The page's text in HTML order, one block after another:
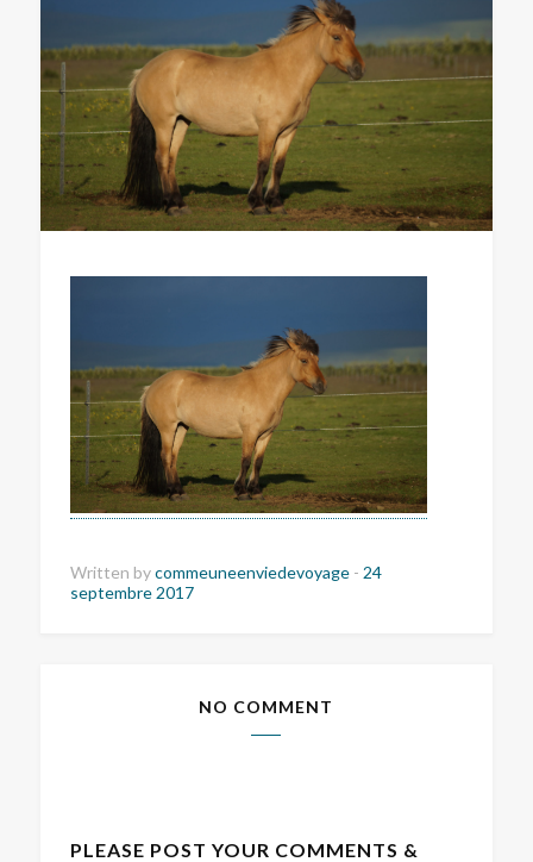
Written bycommeuneenviedevoyage - 24
septembre 2017
NO COMMENT
PLEASE POST YOUR COMMENTS &